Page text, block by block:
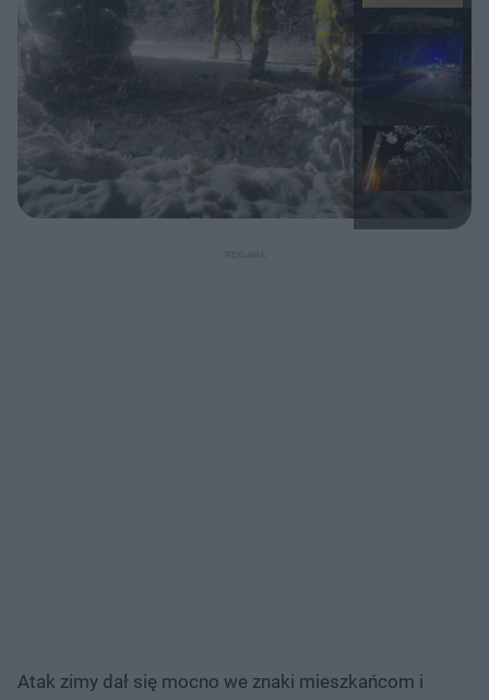
Atak zimy dał się mocno we znaki mieszkańcom i